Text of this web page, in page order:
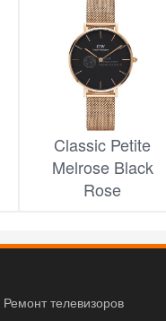
Classic Petite
Melrose Black
Rose
Ремонт телевизоров